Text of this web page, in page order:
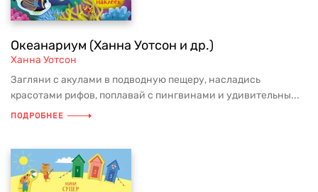
Океанариум (Ханна Уотсон и др.)
Ханна Уотсон
Загляни с акулами в подводную пещеру, насладись
красотами рифов, поплавай с пингвинами и удивительны...
ПОДРОБНЕЕ